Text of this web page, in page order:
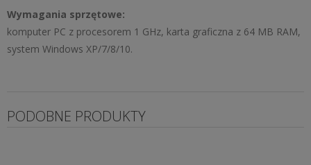
Wymagania sprzętowe:
komputer PC z procesorem 1 GHz, karta graficzna z 64 MB RAM,
system Windows XP/7/8/10.
PODOBNE PRODUKTY